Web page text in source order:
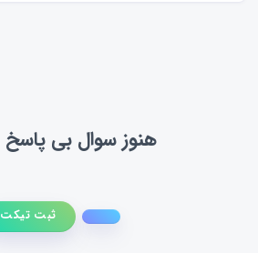
هنوز سوال بی پاسخ
ثبت تیکت